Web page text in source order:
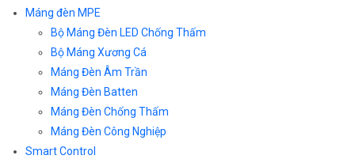
Máng đèn MPE
Bộ Máng Đèn LED Chống Thấm
Bộ Máng Xương Cá
Máng Đèn Âm Trần
Máng Đèn Batten
Máng Đèn Chống Thấm
Máng Đèn Công Nghiệp
Smart Control